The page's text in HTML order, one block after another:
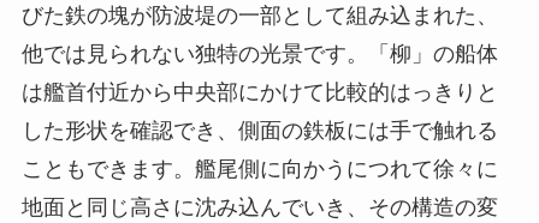
びた鉄の塊が防波堤の一部として組み込まれた、
他では見られない独特の光景です。「柳」の船体
は艦首付近から中央部にかけて比較的はっきりと
した形状を確認でき、側面の鉄板には手で触れる
こともできます。艦尾側に向かうにつれて徐々に
地面と同じ高さに沈み込んでいき、その構造の変